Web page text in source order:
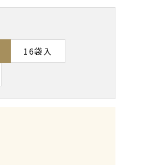
16袋入